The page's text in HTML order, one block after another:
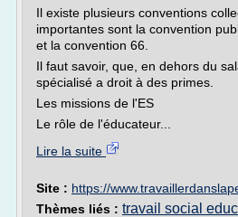
Il existe plusieurs conventions
importantes sont la convention
et la convention 66.
Il faut savoir, que, en dehors du
spécialisé a droit à des primes.
Les missions de l'ES
Le rôle de l'éducateur...
Lire la suite
Site : https://
Thèmes liés : travail social